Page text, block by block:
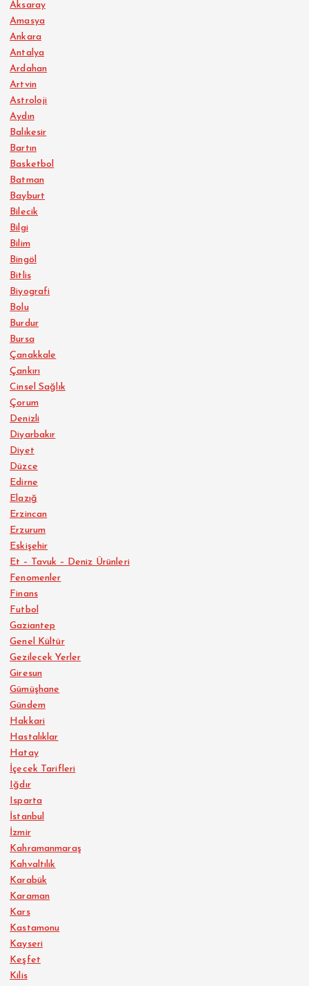
Aksaray
Amasya
Ankara
Antalya
Ardahan
Artvin
Astroloji
Aydın
Balıkesir
Bartın
Basketbol
Batman
Bayburt
Bilecik
Bilgi
Bilim
Bingöl
Bitlis
Biyografi
Bolu
Burdur
Bursa
Çanakkale
Çankırı
Cinsel Sağlık
Çorum
Denizli
Diyarbakır
Diyet
Düzce
Edirne
Elazığ
Erzincan
Erzurum
Eskişehir
Et – Tavuk – Deniz Ürünleri
Fenomenler
Finans
Futbol
Gaziantep
Genel Kültür
Gezilecek Yerler
Giresun
Gümüşhane
Gündem
Hakkari
Hastalıklar
Hatay
İçecek Tarifleri
Iğdır
Isparta
İstanbul
İzmir
Kahramanmaraş
Kahvaltılık
Karabük
Karaman
Kars
Kastamonu
Kayseri
Keşfet
Kilis